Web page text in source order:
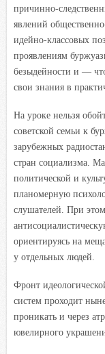
причинно-
явлений
идейно-классовых
проявлениям
безыдейности и —
свои знания в
На уроке нельзя
советской семьи к
зарубежных
стран социализма.
политической и
планомерную
слушателей. При
ориентируясь на
у отдельных людей.
Фронт
систем проходит
проникать и через
ювелирного